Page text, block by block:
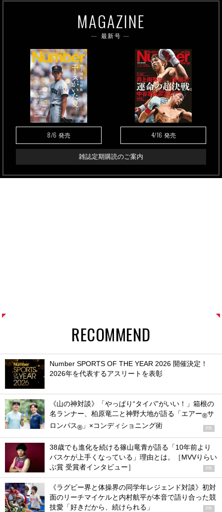
MAGAZINE
最新号
8/6 発売 4/16 発売
雑誌定期購読のご案内
RECOMMEND
Number SPORTS OF THE YEAR 2026 開催決定！
2026年を代表するアスリートを表彰
《山の神対談》「やっぱり“タイパ”がいい！」箱根の
名ランナー、柏原竜二と神野大地が語る「エアー®サ
ロンパス® 」×コンディショニング術 PR
38歳でも進化を続ける篠山竜青が語る「10年前より
バスケが上手くなっている」理由とは。［MVVりらい
ぶ賞 受賞者インタビュー］
PR
《ラグビー界と体操界の同学年レジェンド対談》初対
面のリーチマイケルと内村航平が本音で語り合った競
技愛「好きだから、続けられる」
PR